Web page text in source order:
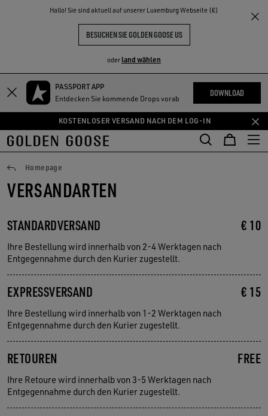
Hallo! Sie sind aktuell auf unserer Luxemburg Webseite (€)
BESUCHEN SIE GOLDEN GOOSE US
oder land wählen
Zum
Hauptinhalt
Zum
Footer-
springen
PASSPORT APP
Entdecken Sie kommende Drops vorab
DOWNLOAD
KOSTENLOSER VERSAND NACH DEM LOG-IN
ERLEBNISSE THE
COMMUNITY
Homepage
Versand
VERSANDARTEN
STANDARDVERSAND € 10
Ihre Bestellung wird innerhalb von 2-4 Werktagen nach
Entgegennahme durch den Kurier zugestellt.
EXPRESSVERSAND € 15
Ihre Bestellung wird innerhalb von 1-2 Werktagen nach
Entgegennahme durch den Kurier zugestellt.
RETOUREN FREE
Ihre Retoure wird innerhalb von 3-5 Werktagen nach
Entgegennahme durch den Kurier zugestellt.